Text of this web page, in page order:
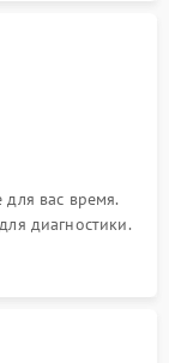
вас время.
диагностики.